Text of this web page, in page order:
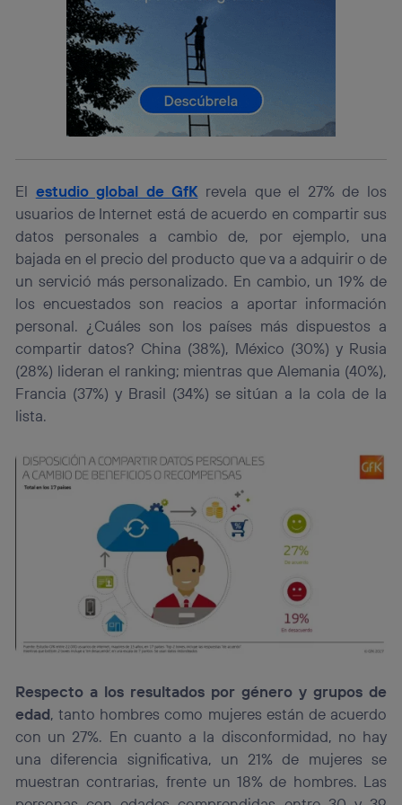
El estudio global de GfK revela que el 27% de los
usuarios de Internet está de acuerdo en compartir sus
datos personales a cambio de, por ejemplo, una
bajada en el precio del producto que va a adquirir o de
un servició más personalizado. En cambio, un 19% de
los encuestados son reacios a aportar información
personal. ¿Cuáles son los países más dispuestos a
compartir datos? China (38%), México (30%) y Rusia
(28%) lideran el ranking; mientras que Alemania (40%),
Francia (37%) y Brasil (34%) se sitúan a la cola de la
lista.
Respecto a los resultados por género y grupos de
edad, tanto hombres como mujeres están de acuerdo
con un 27%. En cuanto a la disconformidad, no hay
una diferencia significativa, un 21% de mujeres se
muestran contrarias, frente un 18% de hombres. Las
lo que cualquier persona que conecte su dispositivo y
consienta el uso de la tecnología recibirá el mismo
identificador. Típicamente:
Si utilizas unaconexión de banda ancha
el marketing o análisis se realizará en función de las
actividades de navegación de los miembros del hogar
que hayan dado su consentimiento.
navegación del usuario del móvil.
Puedes gestionar los consentimientos Utiq seleccionando
“Administrar Utiq” en la parte inferior de esta página web o
visitando el portal de privacidad de Utiq
(“consenthub”). Para más información, consulta
la política de privacidad de Utiq .